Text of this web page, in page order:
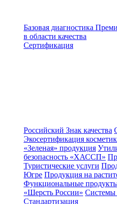
Базовая диагностика
в области качества
Сертификация
Российский Знак качества
Экосертификация
«Зеленая» продукция
безопасность «ХАССП»
Туристические услуги
Югре Продукция на
Функциональные
«Шерсть России» Системы
Стандартизация